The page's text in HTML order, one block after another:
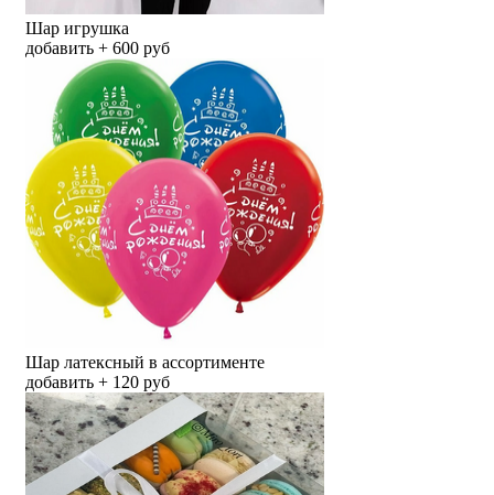
Шар игрушка
добавить + 600 руб
Шар латексный в ассортименте
добавить + 120 руб